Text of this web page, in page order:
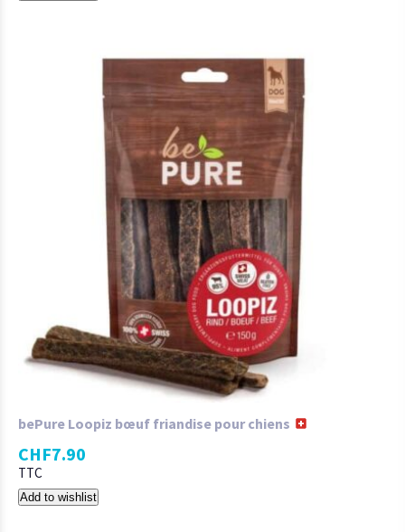
bePure Loopiz bœuf friandise pour chiens
CHF7.90
TTC
Add to wishlist